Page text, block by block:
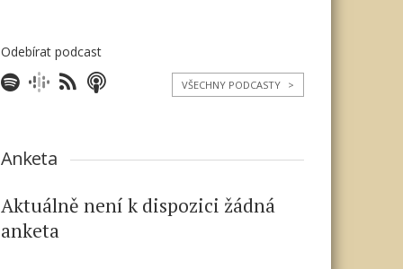
Odebírat podcast
VŠECHNY PODCASTY >
Anketa
Aktuálně není k dispozici žádná
anketa